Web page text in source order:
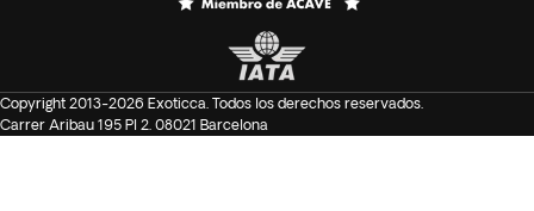
Copyright 2013-2026 Exoticca. Todos los derechos reservados.
Carrer Aribau 195 Pl 2. 08021 Barcelona